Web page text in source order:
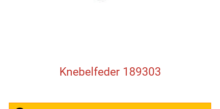
Knebelfeder 189303